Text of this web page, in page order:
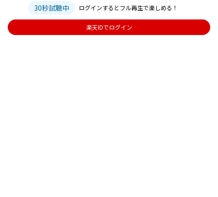
30秒試聴中 ログインするとフル再生で楽しめる！
楽天IDでログイン